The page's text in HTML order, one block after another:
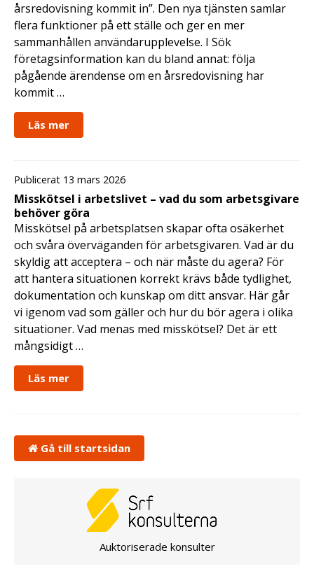
årsredovisning kommit in”. Den nya tjänsten samlar
flera funktioner på ett ställe och ger en mer
sammanhållen användarupplevelse. I Sök
företagsinformation kan du bland annat: följa
pågående ärendense om en årsredovisning har
kommit …
Läs mer
Publicerat 13 mars 2026
Misskötsel i arbetslivet – vad du som arbetsgivare
behöver göra
Misskötsel på arbetsplatsen skapar ofta osäkerhet
och svåra överväganden för arbetsgivaren. Vad är du
skyldig att acceptera – och när måste du agera? För
att hantera situationen korrekt krävs både tydlighet,
dokumentation och kunskap om ditt ansvar. Här går
vi igenom vad som gäller och hur du bör agera i olika
situationer. Vad menas med misskötsel? Det är ett
mångsidigt …
Läs mer
Gå till startsidan
Auktoriserade konsulter